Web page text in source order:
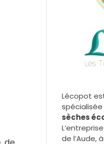
Lécopot
sèches
de l’Aude,